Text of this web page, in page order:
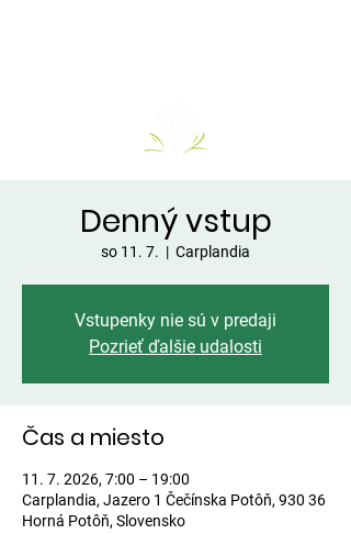
Denný vstup
so 11. 7.
  |
Carplandia
Vstupenky nie sú v predaji
Pozrieť ďalšie udalosti
Čas a miesto
11. 7. 2026, 7:00 – 19:00
Carplandia, Jazero 1 Čečínska Potôň, 930 36
Horná Potôň, Slovensko